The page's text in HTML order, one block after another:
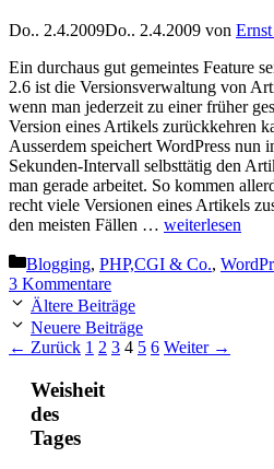
Do.. 2.4.2009Do.. 2.4.2009 von
Ein durchaus gut gemeintes Feature
2.6 ist die Versionsverwaltung von
wenn man jederzeit zu einer früher
Version eines Artikels zurückkehren
Ausserdem speichert WordPress nun
Sekunden-Intervall selbsttätig den
man gerade arbeitet. So kommen
recht viele Versionen eines Artikels
den meisten Fällen … weiterlesen
Kategorien
Blogging, PHP,CGI & Co.,
3 Kommentare
Ältere Beiträge
Neuere Beiträge
← Zurück Seite
1 Seite
2 Seite
3 Seite
4 Seite
5 Seite
6 Weiter →
Weisheit
des
Tages